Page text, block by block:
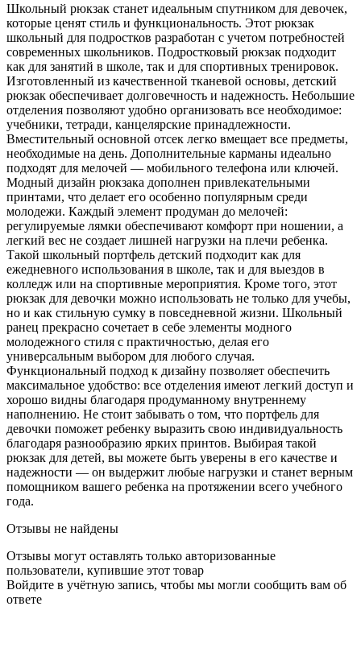
Школьный рюкзак станет идеальным спутником для девочек,
которые ценят стиль и функциональность. Этот рюкзак
школьный для подростков разработан с учетом потребностей
современных школьников. Подростковый рюкзак подходит
как для занятий в школе, так и для спортивных тренировок.
Изготовленный из качественной тканевой основы, детский
рюкзак обеспечивает долговечность и надежность. Небольшие
отделения позволяют удобно организовать все необходимое:
учебники, тетради, канцелярские принадлежности.
Вместительный основной отсек легко вмещает все предметы,
необходимые на день. Дополнительные карманы идеально
подходят для мелочей — мобильного телефона или ключей.
Модный дизайн рюкзака дополнен привлекательными
принтами, что делает его особенно популярным среди
молодежи. Каждый элемент продуман до мелочей:
регулируемые лямки обеспечивают комфорт при ношении, а
легкий вес не создает лишней нагрузки на плечи ребенка.
Такой школьный портфель детский подходит как для
ежедневного использования в школе, так и для выездов в
колледж или на спортивные мероприятия. Кроме того, этот
рюкзак для девочки можно использовать не только для учебы,
но и как стильную сумку в повседневной жизни. Школьный
ранец прекрасно сочетает в себе элементы модного
молодежного стиля с практичностью, делая его
универсальным выбором для любого случая.
Функциональный подход к дизайну позволяет обеспечить
максимальное удобство: все отделения имеют легкий доступ и
хорошо видны благодаря продуманному внутреннему
наполнению. Не стоит забывать о том, что портфель для
девочки поможет ребенку выразить свою индивидуальность
благодаря разнообразию ярких принтов. Выбирая такой
рюкзак для детей, вы можете быть уверены в его качестве и
надежности — он выдержит любые нагрузки и станет верным
помощником вашего ребенка на протяжении всего учебного
года.
Отзывы не найдены
Отзывы могут оставлять только авторизованные
пользователи, купившие этот товар
Войдите в учётную запись, чтобы мы могли сообщить вам об
ответе